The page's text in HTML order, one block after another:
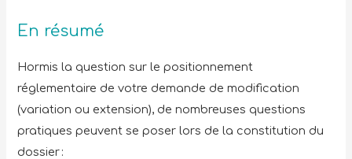
En résumé
Hormis la question sur le positionnement
réglementaire de votre demande de modification
(variation ou extension), de nombreuses questions
pratiques peuvent se poser lors de la constitution du
dossier :